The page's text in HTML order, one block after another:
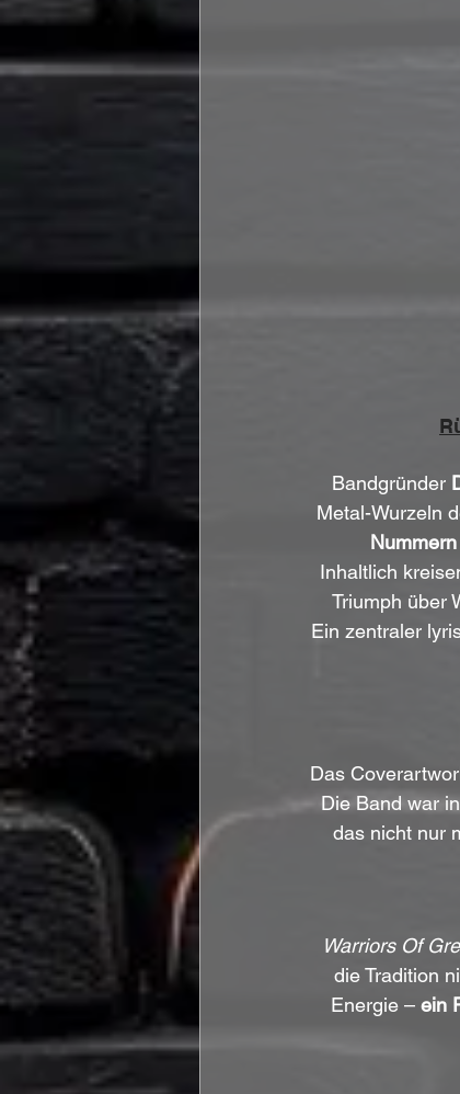
Bandgründer
Metal-Wurzeln
Nummern
Inhaltlich
Triumph über
Ein zentraler
Das
Die Band war
das nicht nur
Warriors Of
die Tradition
Energie – ein